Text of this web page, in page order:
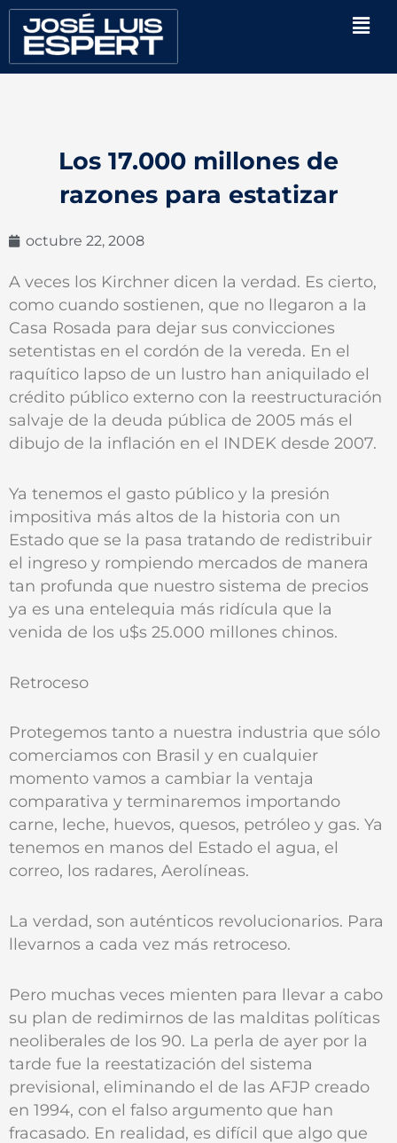
contenido
Los 17.000 millones de
razones para estatizar
octubre 22, 2008
A veces los Kirchner dicen la verdad. Es cierto,
como cuando sostienen, que no llegaron a la
Casa Rosada para dejar sus convicciones
setentistas en el cordón de la vereda. En el
raquítico lapso de un lustro han aniquilado el
crédito público externo con la reestructuración
salvaje de la deuda pública de 2005 más el
dibujo de la inflación en el INDEK desde 2007.
Ya tenemos el gasto público y la presión
impositiva más altos de la historia con un
Estado que se la pasa tratando de redistribuir
el ingreso y rompiendo mercados de manera
tan profunda que nuestro sistema de precios
ya es una entelequia más ridícula que la
venida de los u$s 25.000 millones chinos.
Retroceso
Protegemos tanto a nuestra industria que sólo
comerciamos con Brasil y en cualquier
momento vamos a cambiar la ventaja
comparativa y terminaremos importando
carne, leche, huevos, quesos, petróleo y gas. Ya
tenemos en manos del Estado el agua, el
correo, los radares, Aerolíneas.
La verdad, son auténticos revolucionarios. Para
llevarnos a cada vez más retroceso.
Pero muchas veces mienten para llevar a cabo
su plan de redimirnos de las malditas políticas
neoliberales de los 90. La perla de ayer por la
tarde fue la reestatización del sistema
previsional, eliminando el de las AFJP creado
en 1994, con el falso argumento que han
fracasado. En realidad, es difícil que algo que